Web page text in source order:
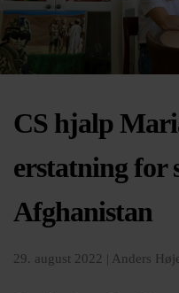
CS hjalp
erstatning for
Afghanistan
29. august 2022 | Anders